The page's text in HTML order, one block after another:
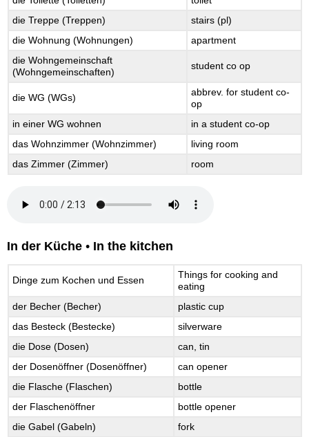
die Treppe (Treppen)
stairs (pl)
die Wohnung (Wohnungen)
apartment
die Wohngemeinschaft
(Wohngemeinschaften)
student co op
die WG (WGs)
abbrev. for student co-
op
in einer WG wohnen
in a student co-op
das Wohnzimmer (Wohnzimmer)
living room
das Zimmer (Zimmer)
room
In der Küche • In the kitchen
Dinge zum Kochen und Essen
Things for cooking and
eating
der Becher (Becher)
plastic cup
das Besteck (Bestecke)
silverware
die Dose (Dosen)
can, tin
der Dosenöffner (Dosenöffner)
can opener
die Flasche (Flaschen)
bottle
der Flaschenöffner
bottle opener
die Gabel (Gabeln)
fork